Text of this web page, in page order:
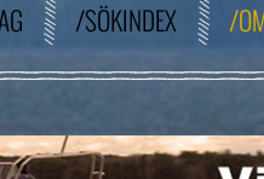
/SÖKINDEX /